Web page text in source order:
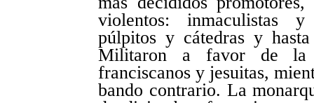
violentos: inmaculistas y
púlpitos y cátedras y
Militaron a favor de la
franciscanos y jesuitas,
bando contrario. La